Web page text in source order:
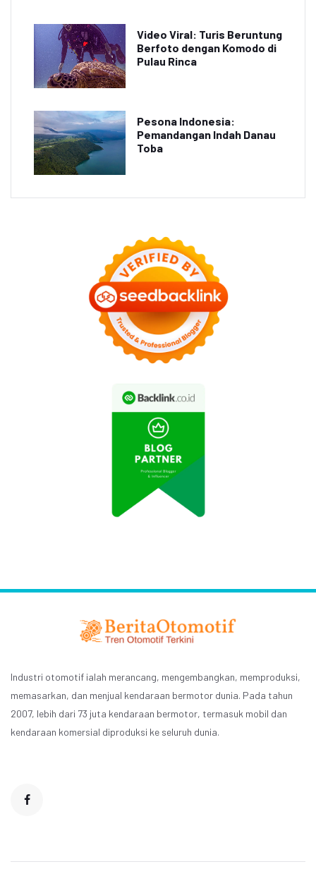
Video Viral: Turis Beruntung
Berfoto dengan Komodo di
Pulau Rinca
Pesona Indonesia:
Pemandangan Indah Danau
Toba
Industri otomotif ialah merancang, mengembangkan, memproduksi,
memasarkan, dan menjual kendaraan bermotor dunia. Pada tahun
2007, lebih dari 73 juta kendaraan bermotor, termasuk mobil dan
kendaraan komersial diproduksi ke seluruh dunia.